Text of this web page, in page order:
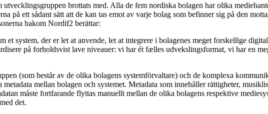
brottats med. Alla de fem nordiska bolagen har olika
på ett sådant sätt att de kan tas emot av varje bolag som befinner sig på den
bakom Nordif2 berättar:
et system, der er let at anvende, let at integrere i bolagenes meget forskellige
på forholdsvist lave niveauer: vi har ét fælles udvekslingsformat, vi har en
(som består av de olika bolagens systemförvaltare) och de komplexa
metadata mellan bolagen och systemet. Metadata som innehåller rättigheter,
måste fortfarande flyttas manuellt mellan de olika bolagens respektive
det.